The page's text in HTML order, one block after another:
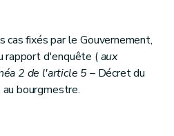
cas fixés par le Gouvernement,
rapport d'enquête (aux
2 de l'article 5– Décret du
bourgmestre.